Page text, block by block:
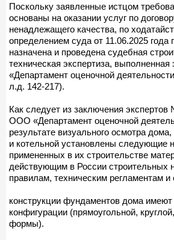
Поскольку заявленные истцом
основаны на оказании услуг по
ненадлежащего качества, по
определением суда от 11.06.2025
назначена и проведена судебная
техническая экспертиза,
«Департамент оценочной
л.д. 142-217).
Как следует из заключения
ООО «Департамент оценочной
результате визуального осмотра
и котельной установлены следующие
примененных в их строительстве
действующим в России строительных
правилам, техническим регламентам и
конструкции фундаментов дома
конфигурации (прямоугольной,
формы).